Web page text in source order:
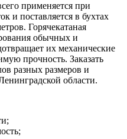
применяется при
и поставляется в бухтах
Горячекатаная
обычных и
их механические
прочность. Заказать
разных размеров и
области.